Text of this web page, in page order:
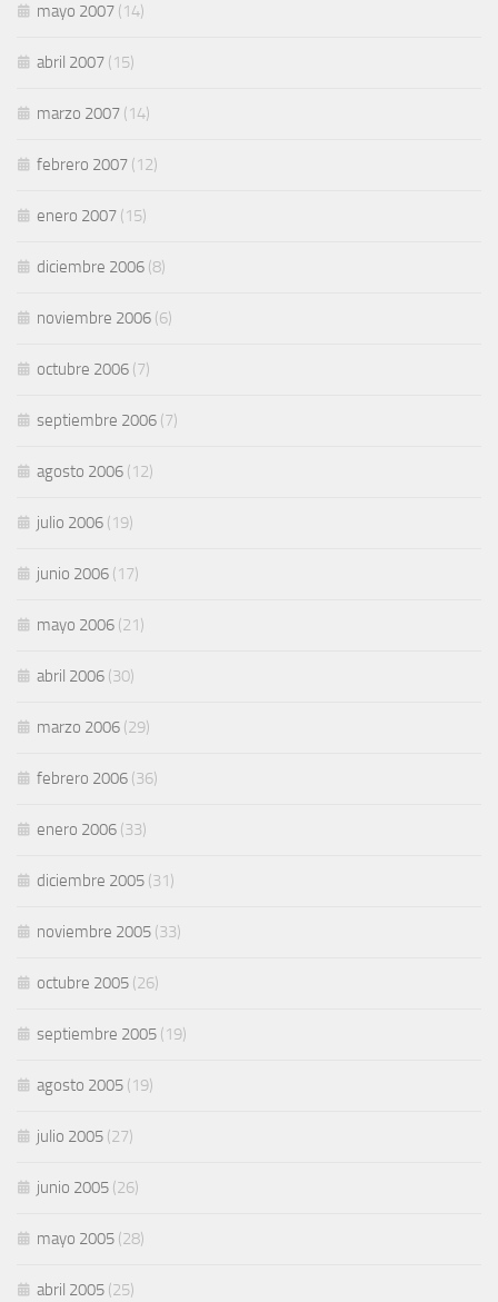
mayo 2007 (14)
abril 2007 (15)
marzo 2007 (14)
febrero 2007 (12)
enero 2007 (15)
diciembre 2006 (8)
noviembre 2006 (6)
octubre 2006 (7)
septiembre 2006 (7)
agosto 2006 (12)
julio 2006 (19)
junio 2006 (17)
mayo 2006 (21)
abril 2006 (30)
marzo 2006 (29)
febrero 2006 (36)
enero 2006 (33)
diciembre 2005 (31)
noviembre 2005 (33)
octubre 2005 (26)
septiembre 2005 (19)
agosto 2005 (19)
julio 2005 (27)
junio 2005 (26)
mayo 2005 (28)
abril 2005 (25)